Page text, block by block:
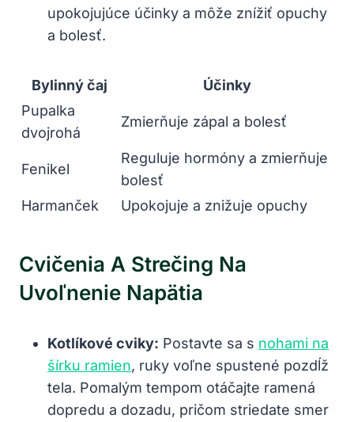
upokojujúce účinky a môže znížiť opuchy
a bolesť.
Bylinný čaj
Účinky
Pupalka
dvojrohá
Zmierňuje zápal a bolesť
Fenikel
Reguluje hormóny a zmierňuje
bolesť
Harmanček
Upokojuje a znižuje opuchy
Cvičenia A Strečing Na
Uvoľnenie Napätia
Kotlíkové cviky: Postavte sa s nohami na
šírku ramien, ruky voľne spustené pozdĺž
tela. Pomalým tempom otáčajte ramená
dopredu a dozadu, pričom striedate smer